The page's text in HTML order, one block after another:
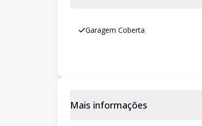
Garagem Coberta
Mais informações